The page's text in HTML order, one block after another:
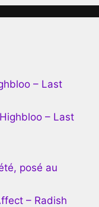
– Last
– Last
posé au
– Radish